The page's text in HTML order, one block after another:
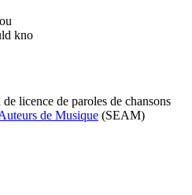
kno
licence de paroles de chansons
de Musique (SEAM)